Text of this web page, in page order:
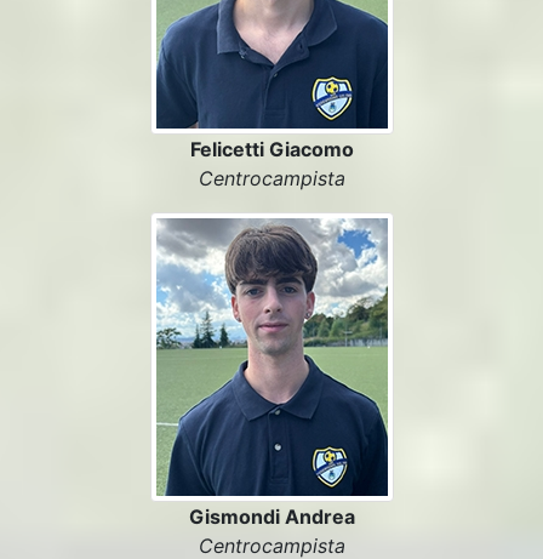
Felicetti Giacomo
Centrocampista
Gismondi Andrea
Centrocampista